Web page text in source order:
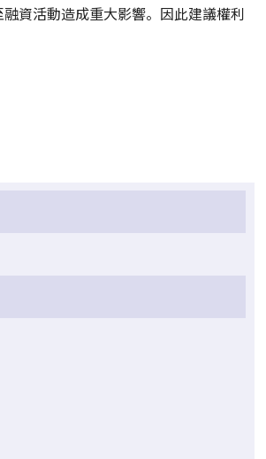
資活動造成重大影響。因此建議權利